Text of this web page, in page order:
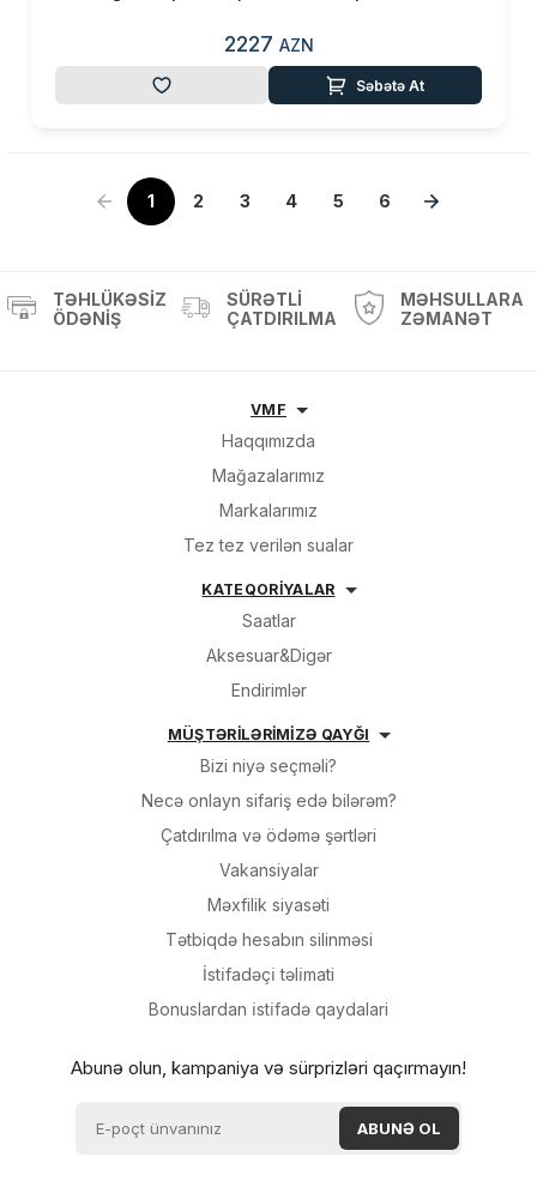
2227 AZN
Səbətə At
1 2 3 4 5 6
TƏHLÜKƏSIZ
ÖDƏNIŞ
SÜRƏTLI
ÇATDIRILMA
MƏHSULLARA
ZƏMANƏT
VMF
Haqqımızda
Mağazalarımız
Markalarımız
Tez tez verilən sualar
KATEQORİYALAR
Saatlar
Aksesuar&Digər
Endirimlər
MÜŞTƏRİLƏRİMİZƏ QAYĞI
Bizi niyə seçməli?
Necə onlayn sifariş edə bilərəm?
Çatdırılma və ödəmə şərtləri
Vakansiyalar
Məxfilik siyasəti
Tətbiqdə hesabın silinməsi
İsti̇fadəçi̇ təli̇mati
Bonuslardan i̇sti̇fadə qaydalari
Abunə olun, kampaniya və sürprizləri qaçırmayın!